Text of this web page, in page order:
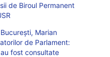
de Biroul Permanent
Marian
de Parlament:
fost consultate